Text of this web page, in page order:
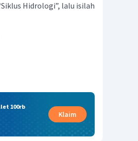
Hidrologi”, lalu isilah
100rb
Klaim